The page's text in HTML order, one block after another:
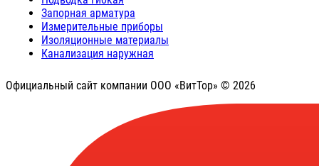
Запорная арматура
Измерительные приборы
Изоляционные материалы
Канализация наружная
Официальный сайт компании ООО «ВитТор» © 2026